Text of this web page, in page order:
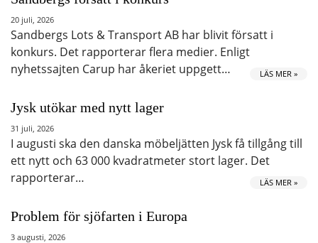
20 juli, 2026
Sandbergs Lots & Transport AB har blivit försatt i
konkurs. Det rapporterar flera medier. Enligt
nyhetssajten Carup har åkeriet uppgett…
LÄS MER »
Jysk utökar med nytt lager
31 juli, 2026
I augusti ska den danska möbeljätten Jysk få tillgång till
ett nytt och 63 000 kvadratmeter stort lager. Det
rapporterar…
LÄS MER »
Problem för sjöfarten i Europa
3 augusti, 2026